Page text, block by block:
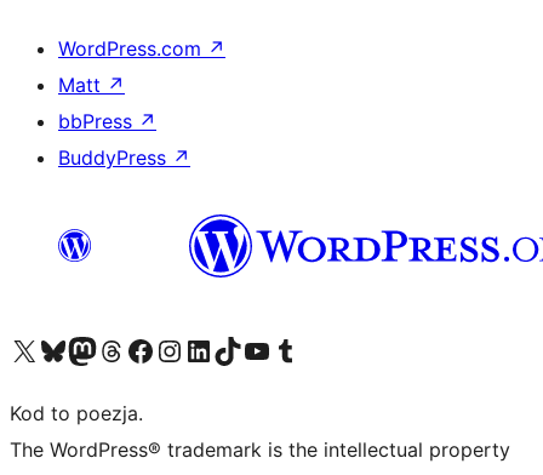
WordPress.com ↗
Matt ↗
bbPress ↗
BuddyPress ↗
Odwiedź nasze konto X (dawniej Twitter)
Odwiedź nasze konto Bluesky
Odwiedź nasze konto na Mastodoncie
Odwiedź naszego Threadsa
Odwiedź naszego Facebooka
Odwiedź nasze konto na Instagramie
Odwiedź nasze konto na LinkedIn
Odwiedź naszego TikToka
Odwiedź nasz kanał YouTube
Odwiedź naszego Tumblra
Kod to poezja.
The WordPress® trademark is the intellectual property